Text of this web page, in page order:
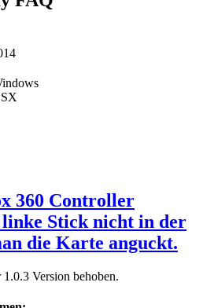
360 Controller
Stick nicht in der
die Karte anguckt.
Version behoben.